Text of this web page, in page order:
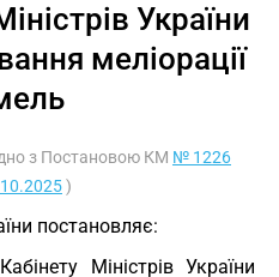
України
меліорації
з Постановою КМ № 1226
)
постановляє:
Міністрів України